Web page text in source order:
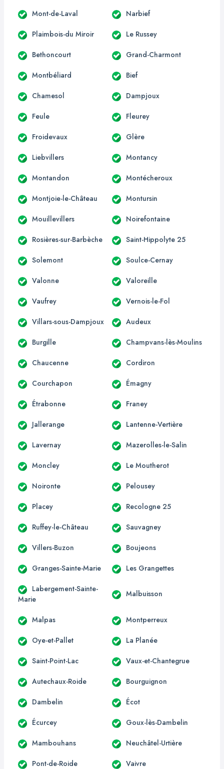
Mont-de-Laval Narbief
Plaimbois-du Miroir Le Russey
Bethoncourt Grand-Charmont
Montbéliard Bief
Chamesol Dampjoux
Feule Fleurey
Froidevaux Glère
Liebvillers Montancy
Montandon Montécheroux
Montjoie-le-Château Montursin
Mouillevillers Noirefontaine
Rosières-sur-Barbèche Saint-Hippolyte 25
Solemont Soulce-Cernay
Valonne Valoreille
Vaufrey Vernois-le-Fol
Villars-sous-Dampjoux Audeux
Burgille Champvans-lès-Moulins
Chaucenne Cordiron
Courchapon Émagny
Étrabonne Franey
Jallerange Lantenne-Vertière
Lavernay Mazerolles-le-Salin
Moncley Le Moutherot
Noironte Pelousey
Placey Recologne 25
Ruffey-le-Château Sauvagney
Villers-Buzon Boujeons
Granges-Sainte-Marie Les Grangettes
Labergement-Sainte-
Marie
Malbuisson
Malpas Montperreux
Oye-et-Pallet La Planée
Saint-Point-Lac Vaux-et-Chantegrue
Autechaux-Roide Bourguignon
Dambelin Écot
Écurcey Goux-lès-Dambelin
Mambouhans Neuchâtel-Urtière
Pont-de-Roide Vaivre